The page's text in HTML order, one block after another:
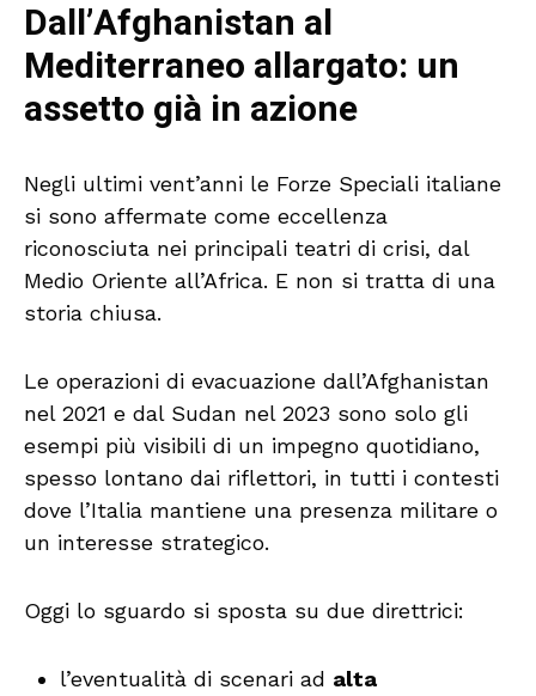
Dall’Afghanistan al
Mediterraneo allargato: un
assetto già in azione
Negli ultimi vent’anni le Forze Speciali italiane
si sono affermate come eccellenza
riconosciuta nei principali teatri di crisi, dal
Medio Oriente all’Africa. E non si tratta di una
storia chiusa.
Le operazioni di evacuazione dall’Afghanistan
nel 2021 e dal Sudan nel 2023 sono solo gli
esempi più visibili di un impegno quotidiano,
spesso lontano dai riflettori, in tutti i contesti
dove l’Italia mantiene una presenza militare o
un interesse strategico.
Oggi lo sguardo si sposta su due direttrici:
l’eventualità di scenari ad alta